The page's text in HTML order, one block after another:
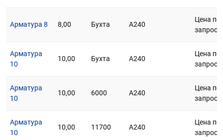
Арматура 8 8,00 Бухта А240
Цена по
запросу
Арматура
10
10,00 Бухта А240
Цена по
запросу
Арматура
10
10,00 6000 А240
Цена по
запросу
Арматура
10
10,00 11700 А240
Цена по
запросу